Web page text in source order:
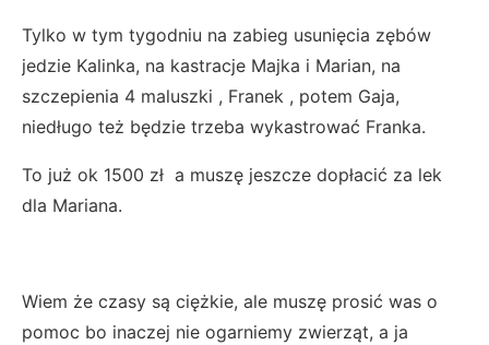
Tylko w tym tygodniu na zabieg usunięcia zębów
jedzie Kalinka, na kastracje Majka i Marian, na
szczepienia 4 maluszki , Franek , potem Gaja,
niedługo też będzie trzeba wykastrować Franka.
To już ok 1500 zł a muszę jeszcze dopłacić za lek
dla Mariana.
Wiem że czasy są ciężkie, ale muszę prosić was o
pomoc bo inaczej nie ogarniemy zwierząt, a ja